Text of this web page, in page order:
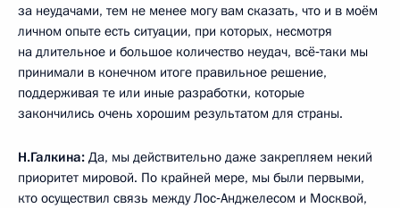
за неудачами, тем не менее могу вам сказать, что и в моём
личном опыте есть ситуации, при которых, несмотря
на длительное и большое количество неудач, всё‑таки мы
принимали в конечном итоге правильное решение,
поддерживая те или иные разработки, которые
закончились очень хорошим результатом для страны.
Н.Галкина: Да, мы действительно даже закрепляем некий
приоритет мировой. По крайней мере, мы были первыми,
кто осуществил связь между Лос‑Анджелесом и Москвой,